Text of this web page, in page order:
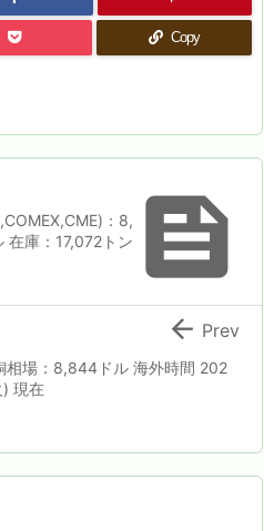
Copy

：8,
在庫：17,072トン
相場：8,844ドル 海外時間 202
現在
 Prev